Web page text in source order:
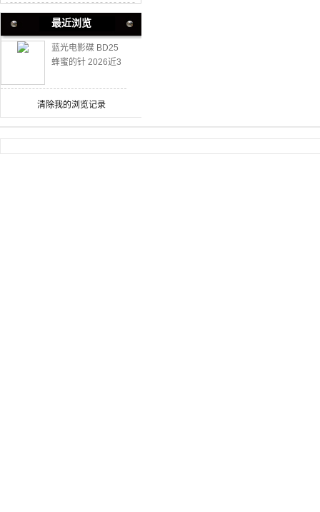
最近浏览
蓝光电影碟 BD25
蜂蜜的针 2026近3
清除我的浏览记录